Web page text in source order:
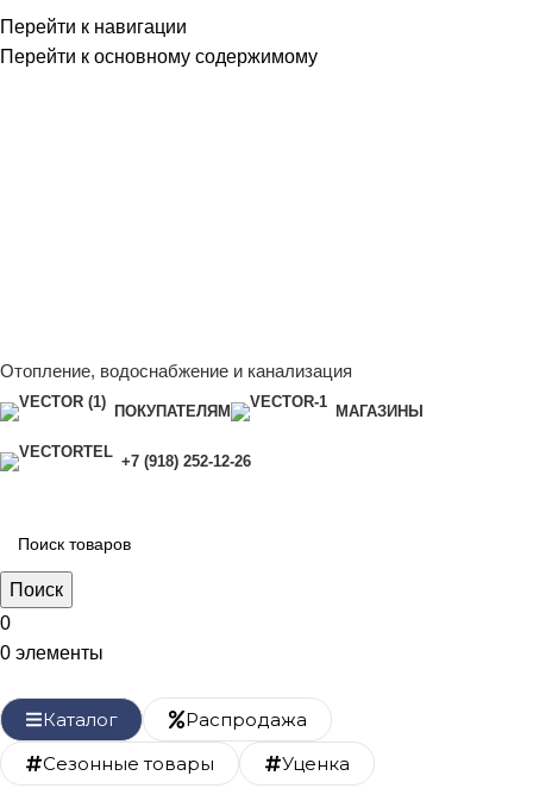
Перейти к навигации
Перейти к основному содержимому
Отопление, водоснабжение и канализация
ПОКУПАТЕЛЯМ МАГАЗИНЫ
+7 (918) 252-12-26
Поиск
0
0 элементы
Каталог
Распродажа
Сезонные товары
Уценка